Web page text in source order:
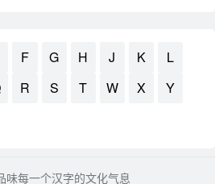
F G H J K
L
R S T W X
Y
味每一个汉字的文化气息